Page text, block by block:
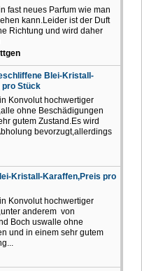
fast neues Parfum wie man
kann.Leider ist der Duft
Richtung und wird daher
Blei-Kristall-
Stück
Konvolut hochwertiger
ohne Beschädigungen
gutem Zustand.Es wird
bevorzugt,allerdings
Kristall-Karaffen,Preis pro
Konvolut hochwertiger
anderem von
Boch uswalle ohne
und in einem sehr gutem